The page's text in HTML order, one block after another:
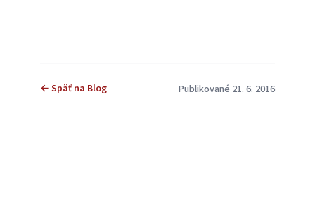
← Späť na Blog Publikované 21. 6. 2016